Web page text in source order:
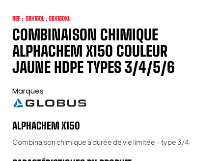
REF : GBX150L , GBX150XL
COMBINAISON CHIMIQUE
ALPHACHEM X150 COULEUR
JAUNE HDPE TYPES 3/4/5/6
Marques
ALPHACHEM X150
Combinaison chimique à durée de vie limitée – type 3/4